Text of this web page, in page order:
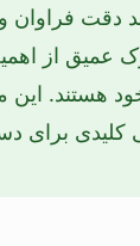
دقت
درک عمیق از
هستند. این
کلیدی برای